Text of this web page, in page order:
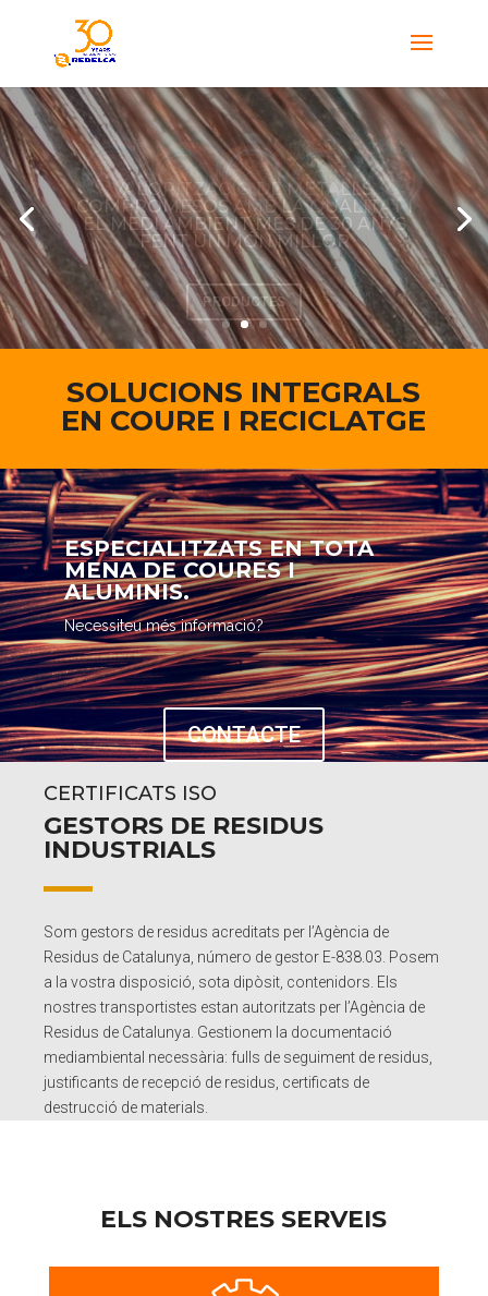
VALORITZACIÓ DE METALLS, COMPROMESOS AMB
LA QUALITAT I EL MEDI AMBIENT MÉS DE 30 ANYS
FENT UN MÓN MILLOR
PRODUCTES
SOLUCIONS INTEGRALS
EN COURE I RECICLATGE
ESPECIALITZATS EN TOTA
MENA DE COURES I
ALUMINIS.
Necessiteu més informació?
CONTACTE
CERTIFICATS ISO
GESTORS DE RESIDUS
INDUSTRIALS
Som gestors de residus acreditats per l’Agència de
Residus de Catalunya, número de gestor E-838.03. Posem
a la vostra disposició, sota dipòsit, contenidors. Els
nostres transportistes estan autoritzats per l’Agència de
Residus de Catalunya. Gestionem la documentació
mediambiental necessària: fulls de seguiment de residus,
justificants de recepció de residus, certificats de
destrucció de materials.
ELS NOSTRES SERVEIS